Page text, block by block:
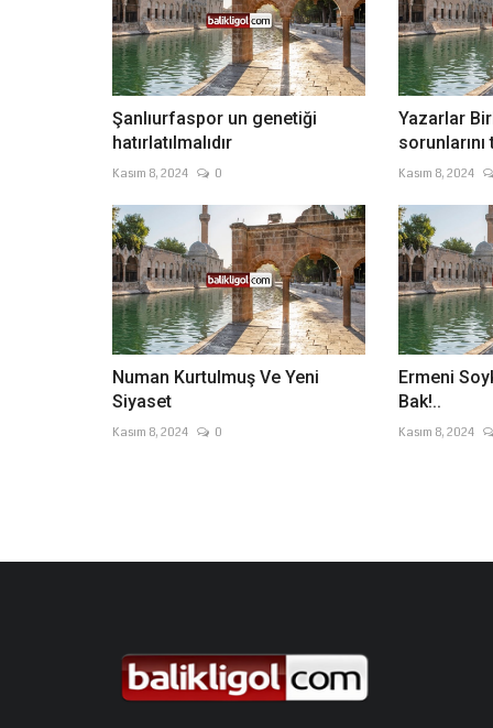
Şanlıurfaspor un genetiği
hatırlatılmalıdır
Kasım 8, 2024 0
Yazarlar
sorunlarını
Kasım 8, 2024
Numan Kurtulmuş Ve Yeni
Siyaset
Kasım 8, 2024 0
Ermeni
Bak!..
Kasım 8, 2024